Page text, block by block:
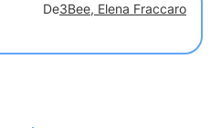
De3Bee, Elena Fraccaro